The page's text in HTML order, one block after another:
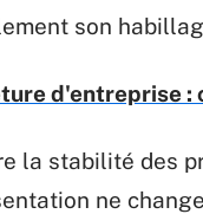
son
d'entreprise :
la stabilité des
ne